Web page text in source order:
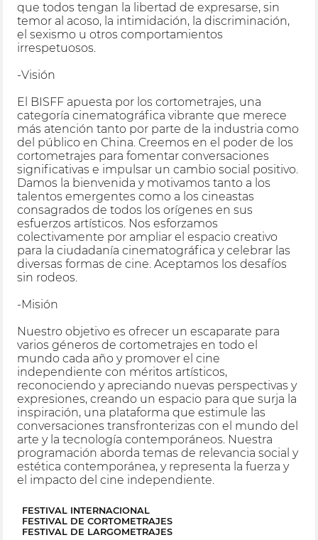
que todos tengan la libertad de expresarse, sin
temor al acoso, la intimidación, la discriminación,
el sexismo u otros comportamientos
irrespetuosos.
-Visión
El BISFF apuesta por los cortometrajes, una
categoría cinematográfica vibrante que merece
más atención tanto por parte de la industria como
del público en China. Creemos en el poder de los
cortometrajes para fomentar conversaciones
significativas e impulsar un cambio social positivo.
Damos la bienvenida y motivamos tanto a los
talentos emergentes como a los cineastas
consagrados de todos los orígenes en sus
esfuerzos artísticos. Nos esforzamos
colectivamente por ampliar el espacio creativo
para la ciudadanía cinematográfica y celebrar las
diversas formas de cine. Aceptamos los desafíos
sin rodeos.
-Misión
Nuestro objetivo es ofrecer un escaparate para
varios géneros de cortometrajes en todo el
mundo cada año y promover el cine
independiente con méritos artísticos,
reconociendo y apreciando nuevas perspectivas y
expresiones, creando un espacio para que surja la
inspiración, una plataforma que estimule las
conversaciones transfronterizas con el mundo del
arte y la tecnología contemporáneos. Nuestra
programación aborda temas de relevancia social y
estética contemporánea, y representa la fuerza y
el impacto del cine independiente.
FESTIVAL INTERNACIONAL
FESTIVAL DE CORTOMETRAJES
FESTIVAL DE LARGOMETRAJES